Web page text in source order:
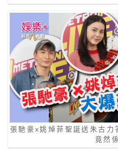
張馳豪x姚焯菲聖誕送朱古力
竟然